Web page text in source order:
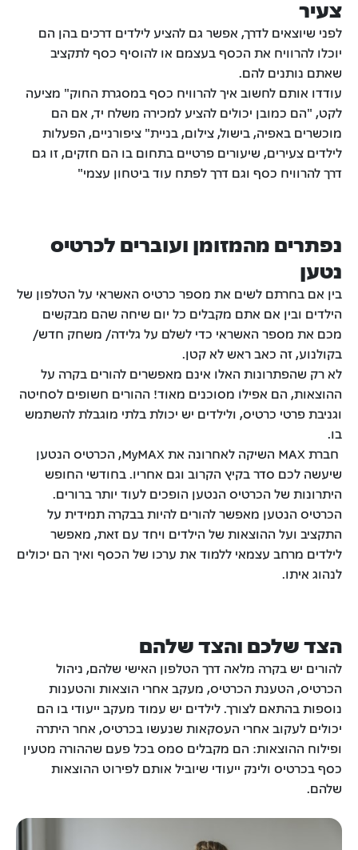
צעיר
לפני שיוצאים לדרך, אפשר גם להציע לילדים דרכים בהן הם
יוכלו להרוויח את הכסף בעצמם או להוסיף כסף לתקציב
שאתם נותנים להם.
עודדו אותם לחשוב איך להרוויח כסף במסגרת החוק" מציעה
לקט, "הם כמובן יכולים להציע למכירה משלח יד, אם הם
מוכשרים באפיה, בישול, צילום, בניית" ציפורניים, הפעלות
לילדים צעירים, שיעורים פרטיים בתחום בו הם חזקים, זו גם
דרך להרוויח כסף וגם דרך לפתח עוד ביטחון עצמי"
נפתרים מהמזומן ועוברים לכרטיס
נטען
בין אם בחרתם לשים את מספר כרטיס האשראי על הטלפון של
הילדים ובין אם אתם מקבלים כל יום שיחה שהם מבקשים
מכם את מספר האשראי כדי לשלם על גלידה/ משחק חדש/
בקולנוע, זה כאב ראש לא קטן.
לא רק שהפתרונות האלו אינם מאפשרים להורים בקרה על
ההוצאות, הם אפילו מסוכנים מאוד! ההורים חשופים לסחיטה
וגניבת פרטי כרטיס, ולילדים יש יכולת בלתי מוגבלת להשתמש
בו.
חברת MAX השיקה לאחרונה את MyMAX, הכרטיס הנטען
שיעשה לכם סדר בקיץ הקרוב וגם אחריו. בחודשי החופש
היתרונות של הכרטיס הנטען הופכים לעוד יותר ברורים.
הכרטיס הנטען מאפשר להורים להיות בבקרה תמידית על
התקציב ועל ההוצאות של הילדים ויחד עם זאת, מאפשר
לילדים מרחב עצמאי ללמוד את ערכו של הכסף ואיך הם יכולים
לנהוג איתו.
הצד שלכם והצד שלהם
להורים יש בקרה מלאה דרך הטלפון האישי שלהם, ניהול
הכרטיס, הטענת הכרטיס, מעקב אחרי הוצאות והטענות
נוספות בהתאם לצורך. לילדים יש עמוד מעקב ייעודי בו הם
יכולים לעקוב אחרי העסקאות שנעשו בכרטיס, אחר היתרה
ופילוח ההוצאות: הם מקבלים סמס בכל פעם שההורה מטעין
כסף בכרטיס ולינק ייעודי שיוביל אותם לפירוט ההוצאות
שלהם.